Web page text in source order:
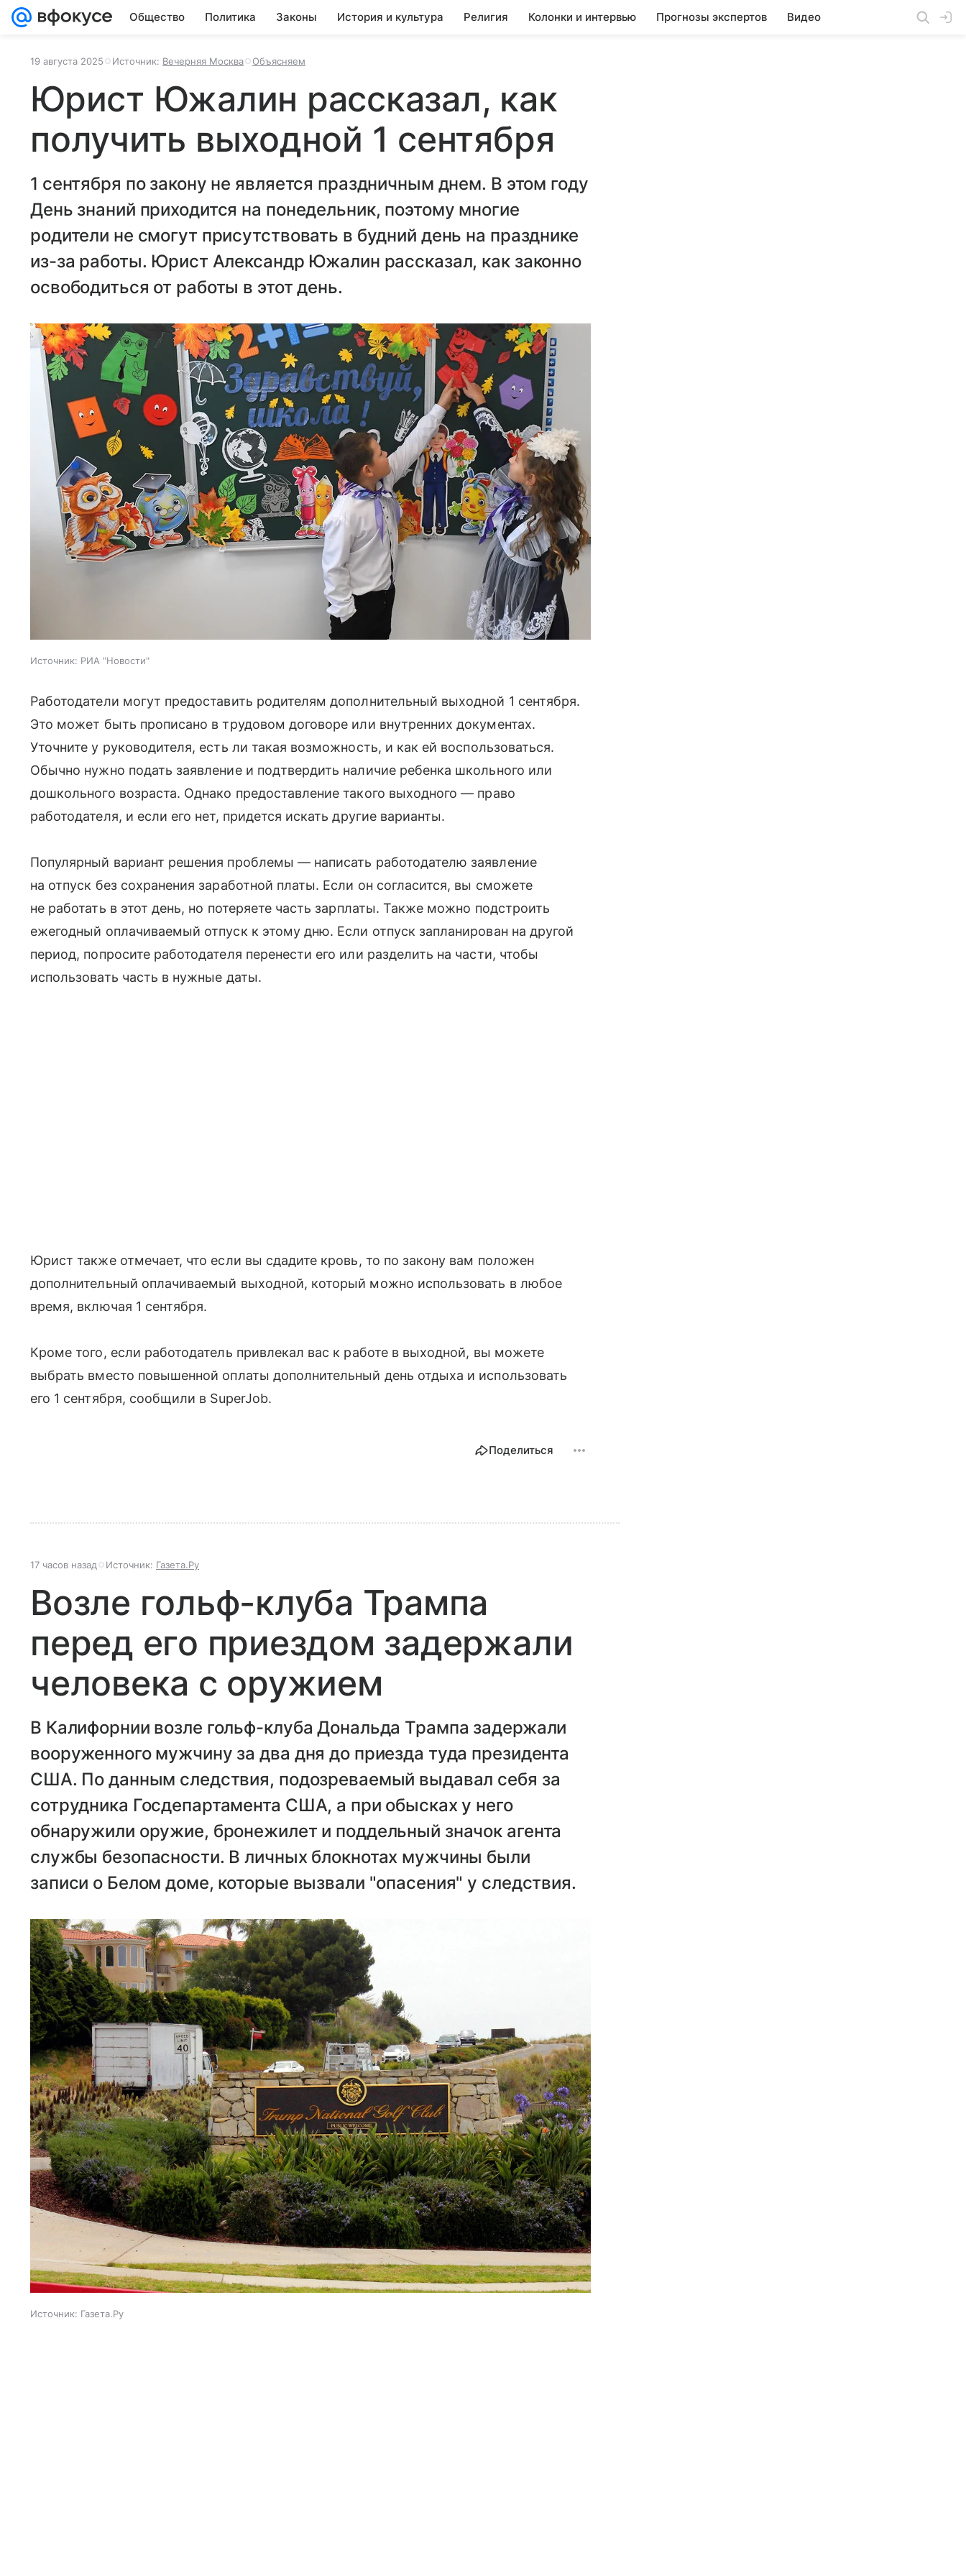
Общество Политика Законы История и культура Религия Колонки и интервью Прогнозы экспертов Видео
19 августа 2025 Источник: Вечерняя Москва Объясняем
Юрист Южалин рассказал, как
получить выходной 1 сентября
1 сентября по закону не является праздничным днем. В этом году
День знаний приходится на понедельник, поэтому многие
родители не смогут присутствовать в будний день на празднике
из-за работы. Юрист Александр Южалин рассказал, как законно
освободиться от работы в этот день.
Источник: РИА "Новости"
Работодатели могут предоставить родителям дополнительный выходной 1 сентября.
Это может быть прописано в трудовом договоре или внутренних документах.
Уточните у руководителя, есть ли такая возможность, и как ей воспользоваться.
Обычно нужно подать заявление и подтвердить наличие ребенка школьного или
дошкольного возраста. Однако предоставление такого выходного — право
работодателя, и если его нет, придется искать другие варианты.
Популярный вариант решения проблемы — написать работодателю заявление
на отпуск без сохранения заработной платы. Если он согласится, вы сможете
не работать в этот день, но потеряете часть зарплаты. Также можно подстроить
ежегодный оплачиваемый отпуск к этому дню. Если отпуск запланирован на другой
период, попросите работодателя перенести его или разделить на части, чтобы
использовать часть в нужные даты.
Юрист также отмечает, что если вы сдадите кровь, то по закону вам положен
дополнительный оплачиваемый выходной, который можно использовать в любое
время, включая 1 сентября.
Кроме того, если работодатель привлекал вас к работе в выходной, вы можете
выбрать вместо повышенной оплаты дополнительный день отдыха и использовать
его 1 сентября, сообщили в SuperJob.
Поделиться
17 часов назад Источник: Газета.Ру
Возле гольф-клуба Трампа
перед его приездом задержали
человека с оружием
В Калифорнии возле гольф-клуба Дональда Трампа задержали
вооруженного мужчину за два дня до приезда туда президента
США. По данным следствия, подозреваемый выдавал себя за
сотрудника Госдепартамента США, а при обысках у него
обнаружили оружие, бронежилет и поддельный значок агента
службы безопасности. В личных блокнотах мужчины были
записи о Белом доме, которые вызвали "опасения" у следствия.
Источник: Газета.Ру